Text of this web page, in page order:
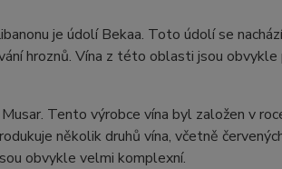
je údolí Bekaa. Toto údolí se
hroznů. Vína z této oblasti jsou obvykle
Tento výrobce vína byl založen v
několik druhů vína, včetně
obvykle velmi komplexní.